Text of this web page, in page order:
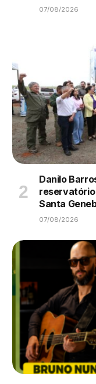
07/08/2026
Danilo
reservatório
Santa
07/08/2026